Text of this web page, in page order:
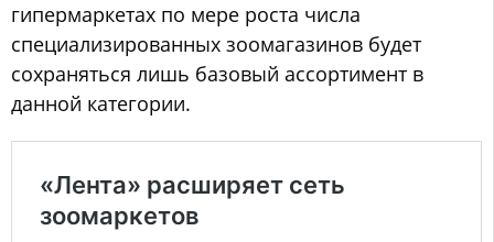
гипермаркетах по мере роста числа
специализированных зоомагазинов будет
сохраняться лишь базовый ассортимент в
данной категории.